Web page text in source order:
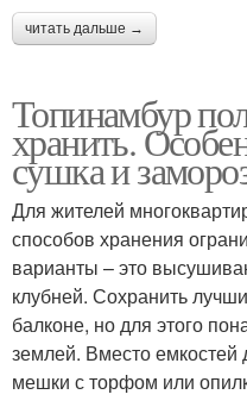
читать дальше →
Топинамбур
хранить.
сушка и
Для жителей
способов хранения
варианты – это
клубней. Сохранить
балконе, но для этого
землей. Вместо емкостей
мешки с торфом или